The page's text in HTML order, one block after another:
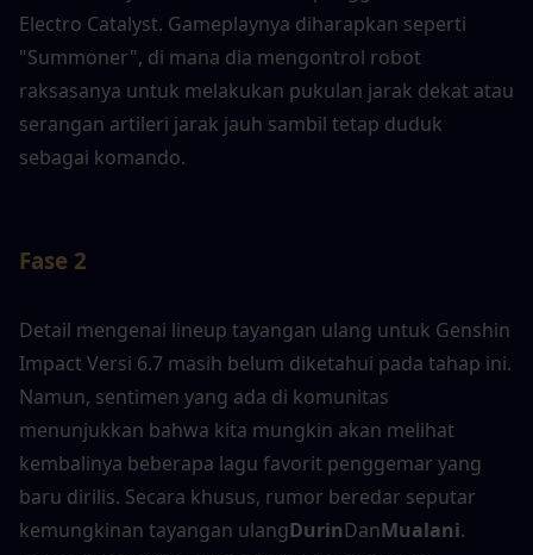
Electro Catalyst. Gameplaynya diharapkan seperti
"Summoner", di mana dia mengontrol robot
raksasanya untuk melakukan pukulan jarak dekat atau
serangan artileri jarak jauh sambil tetap duduk
sebagai komando.
Fase 2
Detail mengenai lineup tayangan ulang untuk Genshin
Impact Versi 6.7 masih belum diketahui pada tahap ini.
Namun, sentimen yang ada di komunitas
menunjukkan bahwa kita mungkin akan melihat
kembalinya beberapa lagu favorit penggemar yang
baru dirilis. Secara khusus, rumor beredar seputar
kemungkinan tayangan ulangDurinDanMualani.